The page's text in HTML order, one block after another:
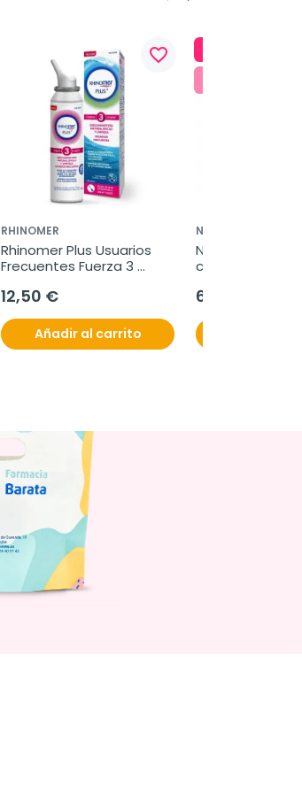
favorite_border
RHINOMER
Rhinomer Plus Usuarios
Frecuentes Fuerza 3
12,50 €
Añadir al carrito
NHCO
NHCO
cabello, Oferta
64,95 €